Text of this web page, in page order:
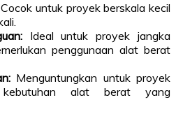
Cocok untuk proyek berskala kecil
Ideal untuk proyek jangka
penggunaan alat berat
Menguntungkan untuk proyek
alat berat yang